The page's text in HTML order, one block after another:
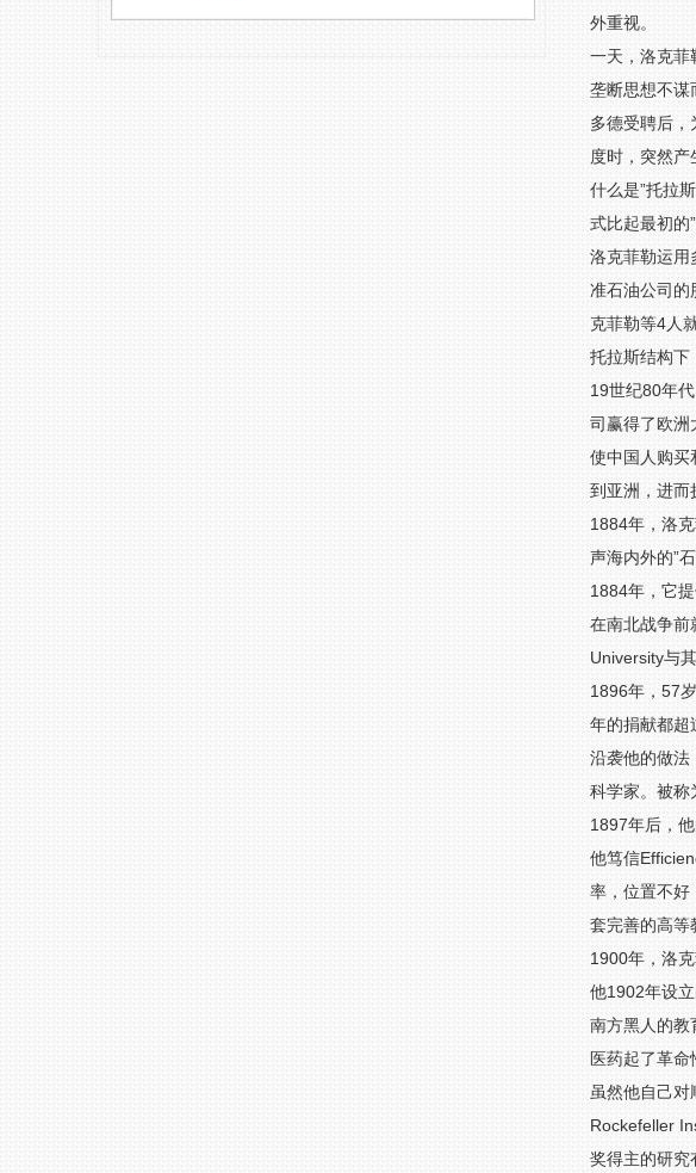
外重视。
一天，洛克菲
垄断思想不谋
多德受聘后，
度时，突然产
什么是”托拉
式比起最初的
洛克菲勒运用
准石油公司的
克菲勒等4人
托拉斯结构下
19世纪80年
司赢得了欧洲
使中国人购买
到亚洲，进而
1884年，洛
声海内外的”
1884年，它
在南北战争前
University与
1896年，57
年的捐献都超
沿袭他的做法
科学家。被称
1897年后，
他笃信
率，位置不
套完善的高等
1900年，洛
他1902年设
南方黑人的教
医药起了革
虽然他自己
Rockefeller
奖得主的研究